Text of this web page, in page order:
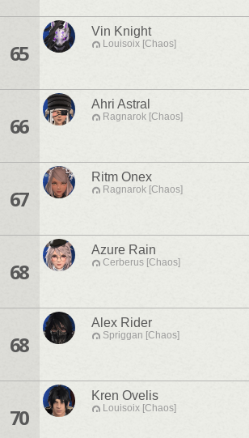
65
Vin Knight
Louisoix [Chaos]
66
Ahri Astral
Ragnarok [Chaos]
67
Ritm Onex
Ragnarok [Chaos]
68
Azure Rain
Cerberus [Chaos]
68
Alex Rider
Spriggan [Chaos]
70
Kren Ovelis
Louisoix [Chaos]